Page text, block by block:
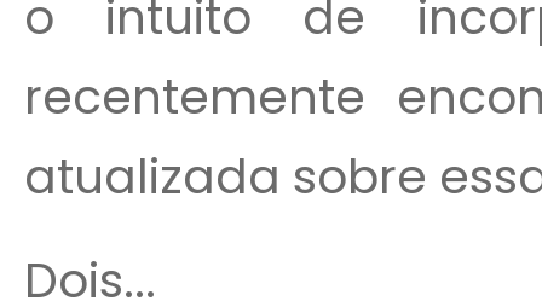
o intuito de
recentemente
atualizada sobre
Dois...